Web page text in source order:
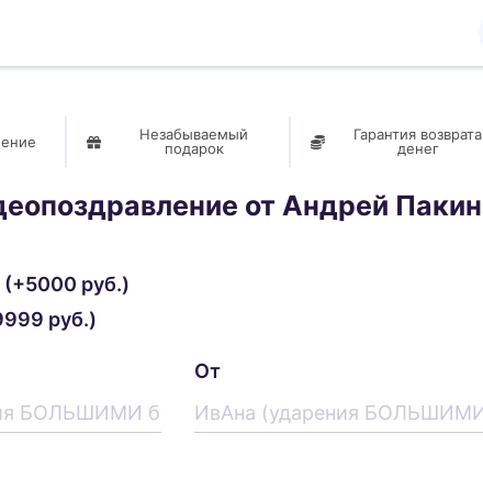
Незабываемый
подарок
Гарантия возврата
денег
отАндрей Пакин
(+5000 руб.)
руб.)
От